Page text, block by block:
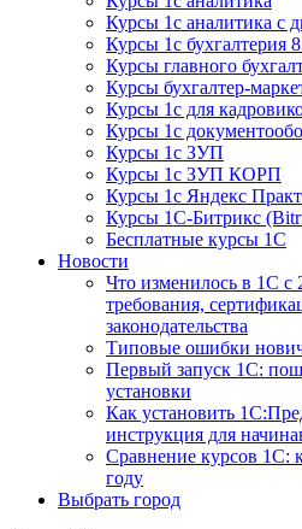
Курсы 1с аналитика с
Курсы 1с бухгалтерия
Курсы главного
Курсы бухгалтер-
Курсы 1с для
Курсы 1с
Курсы 1с ЗУП
Курсы 1с ЗУП КОРП
Курсы 1с Яндекс
Курсы 1С-Битрикс
Бесплатные курсы 1С
Новости
Что изменилось в 1С с
требования,
законодательства
Типовые ошибки
Первый запуск 1С:
установки
Как установить
инструкция для
Сравнение курсов 1С:
году
Выбрать город